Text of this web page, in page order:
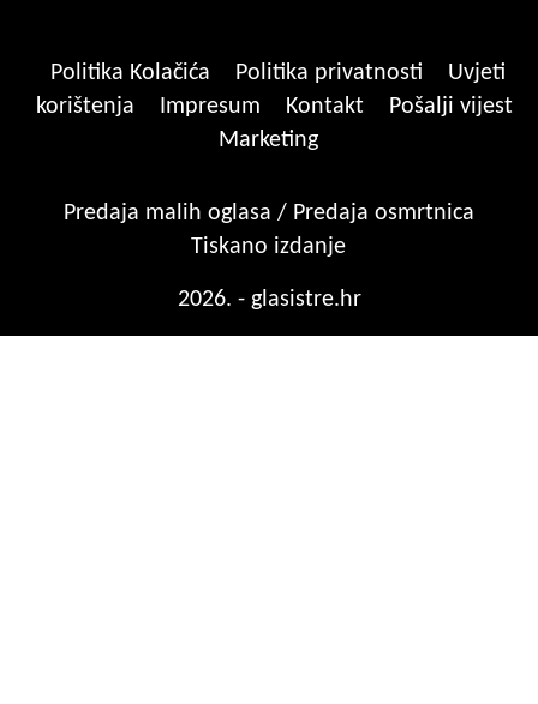
Politika Kolačića Politika privatnosti
Uvjeti
korištenja
Impresum Kontakt
Pošalji vijest
Marketing
Predaja malih oglasa / Predaja osmrtnica
Tiskano izdanje
2026. - glasistre.hr